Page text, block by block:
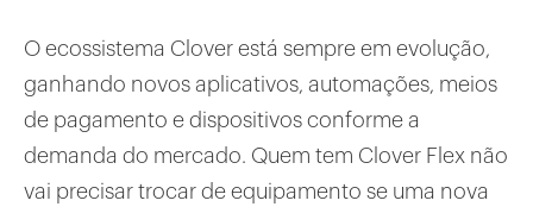
O ecossistema Clover está sempre em evolução,
ganhando novos aplicativos, automações, meios
de pagamento e dispositivos conforme a
demanda do mercado. Quem tem Clover Flex não
vai precisar trocar de equipamento se uma nova